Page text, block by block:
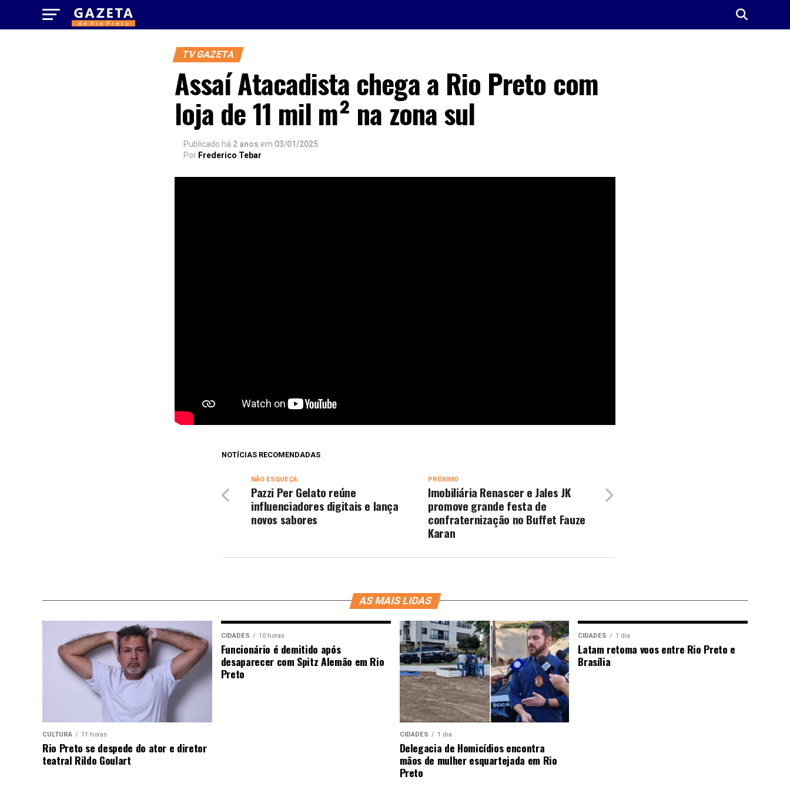
TV GAZETA
Assaí Atacadista chega a Rio Preto com
loja de 11 mil m² na zona sul
Publicado há 2 anos em 03/01/2025
Por Frederico Tebar
NOTÍCIAS RECOMENDADAS
PRÓXIMO
Imobiliária Renascer e Jales JK
promove grande festa de
confraternização no Buffet Fauze
Karan
NÃO ESQUEÇA
Pazzi Per Gelato reúne
influenciadores digitais e lança
novos sabores
AS MAIS LIDAS
CULTURA 11 horas
Rio Preto se despede do ator e diretor
teatral Rildo Goulart
CIDADES 10 horas
Funcionário é demitido após
desaparecer com Spitz Alemão em Rio
Preto
CIDADES 1 dia
Delegacia de Homicídios encontra
mãos de mulher esquartejada em Rio
Preto
CIDADES 1 dia
Latam retoma voos entre Rio Preto e
Brasília